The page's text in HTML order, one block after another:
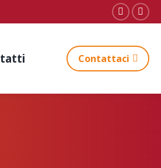
opens
in
new
in
new
Contattaci